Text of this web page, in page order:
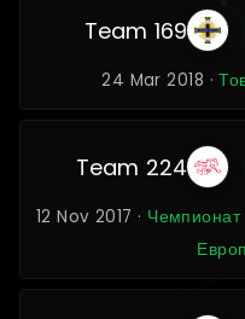
Team 169
24 Mar 2018 ·
Team 224
12 Nov 2017 ·